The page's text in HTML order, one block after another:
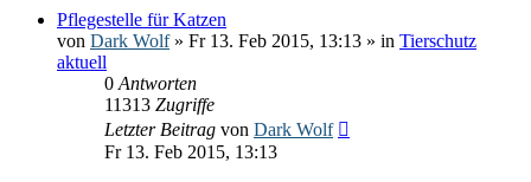
Pflegestelle für Katzen
von Dark Wolf» Fr 13. Feb 2015, 13:13 » in Tierschutz
aktuell
0 Antworten
11313 Zugriffe
Letzter Beitrag von Dark Wolf
Fr 13. Feb 2015, 13:13